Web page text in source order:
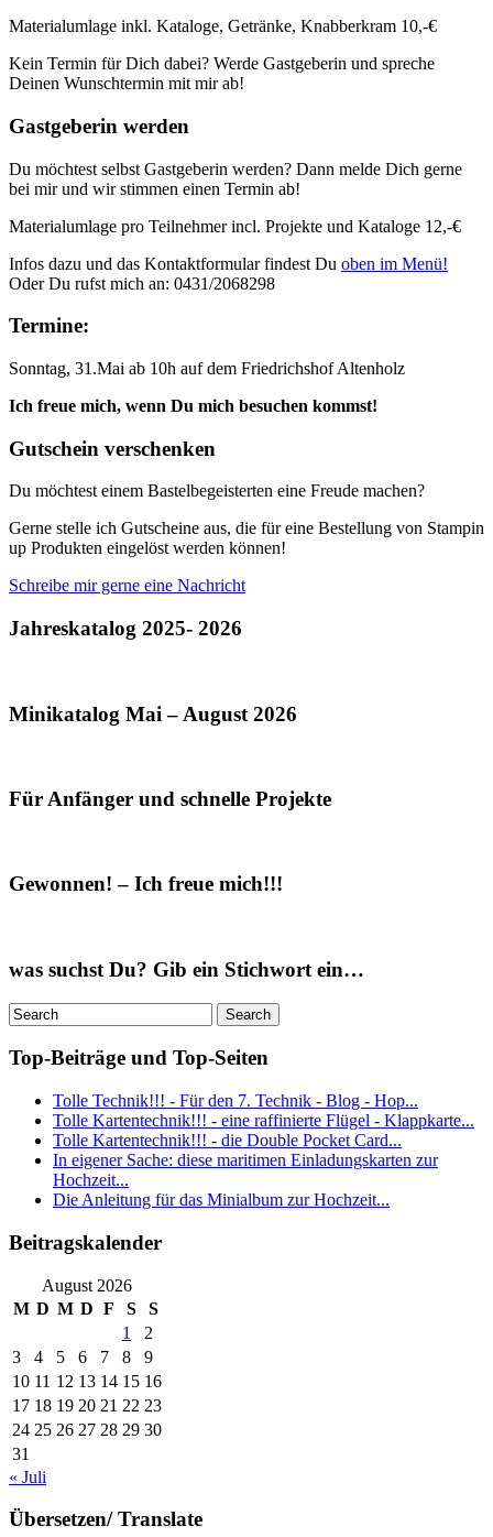
Materialumlage inkl. Kataloge, Getränke, Knabberkram 10,-€
Kein Termin für Dich dabei? Werde Gastgeberin und spreche
Deinen Wunschtermin mit mir ab!
Gastgeberin werden
Du möchtest selbst Gastgeberin werden? Dann melde Dich gerne
bei mir und wir stimmen einen Termin ab!
Materialumlage pro Teilnehmer incl. Projekte und Kataloge 12,-€
Infos dazu und das Kontaktformular findest Du oben im Menü!
Oder Du rufst mich an: 0431/2068298
Termine:
Sonntag, 31.Mai ab 10h auf dem Friedrichshof Altenholz
Ich freue mich, wenn Du mich besuchen kommst!
Gutschein verschenken
Du möchtest einem Bastelbegeisterten eine Freude machen?
Gerne stelle ich Gutscheine aus, die für eine Bestellung von Stampin
up Produkten eingelöst werden können!
Schreibe mir gerne eine Nachricht
Jahreskatalog 2025- 2026
Minikatalog Mai – August 2026
Für Anfänger und schnelle Projekte
Gewonnen! – Ich freue mich!!!
was suchst Du? Gib ein Stichwort ein…
Top-Beiträge und Top-Seiten
Tolle Technik!!! - Für den 7. Technik - Blog - Hop...
Tolle Kartentechnik!!! - eine raffinierte Flügel - Klappkarte...
Tolle Kartentechnik!!! - die Double Pocket Card...
In eigener Sache: diese maritimen Einladungskarten zur
Hochzeit...
Die Anleitung für das Minialbum zur Hochzeit...
Beitragskalender
August 2026
M D M D F S
S
1
2
3
4 5 6 7 8
9
10 11 12 13 14 15 16
17 18 19 20 21 22 23
24 25 26 27 28 29 30
31
« Juli
Übersetzen/ Translate